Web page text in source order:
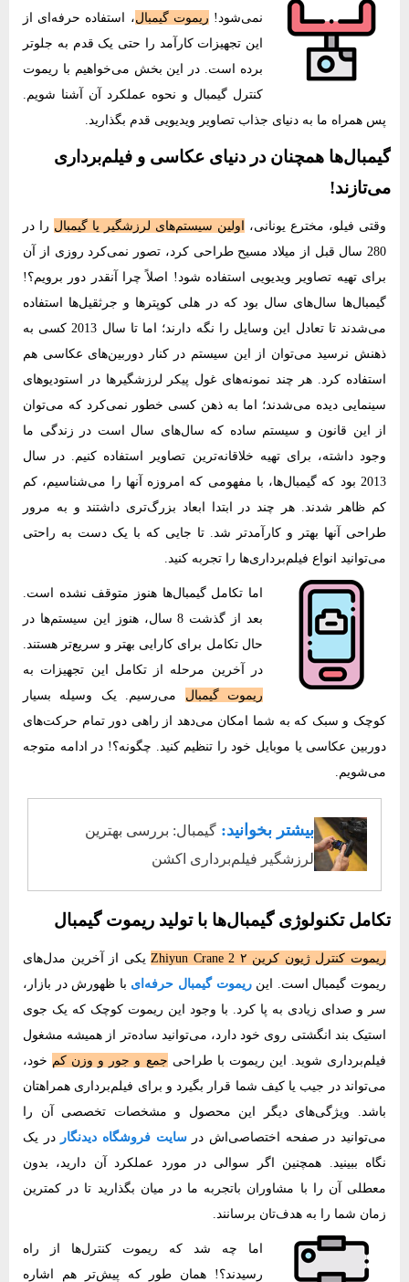
نمی‌شود! ریموت گیمبال، استفاده حرفه‌‌ای از
این تجهیزات کارآمد را حتی یک قدم به جلوتر
برده است. در این بخش می‌خواهیم با ریموت
کنترل گیمبال و نحوه عملکرد آن آشنا شویم.
پس همراه ما به دنیای جذاب تصاویر ویدیویی قدم بگذارید.
گیمبال‌ها همچنان در دنیای عکاسی و فیلم‌برداری
می‌تازند!
وقتی فیلو، مخترع یونانی، اولین سیستم‌های لرزشگیر یا گیمبال را در
280 سال قبل از میلاد مسیح طراحی کرد، تصور‌‌ نمی‌کرد روزی از آن
برای تهیه تصاویر ویدیویی استفاده شود! اصلاً چرا آنقدر دور برویم؟!
گیمبال‌ها سال‌های سال بود که در هلی کوپترها و جرثقیل‌ها استفاده
می‌شدند تا تعادل این وسایل را نگه دارند؛ اما تا سال 2013 کسی به
ذهنش نرسید می‌توان از این سیستم در کنار دوربین‌های عکاسی هم
استفاده کرد. هر چند نمونه‌های غول پیکر لرزشگیرها در استودیوهای
سینمایی دیده می‌شدند؛ اما به ذهن کسی خطور‌‌ نمی‌کرد که می‌توان
از این قانون و سیستم ساده که سال‌های سال است در زندگی ما
وجود داشته، برای تهیه خلاقانه‌ترین تصاویر استفاده کنیم. در سال
2013 بود که گیمبال‌ها، با مفهومی که امروزه آنها را می‌شناسیم، کم
کم ظاهر شدند. هر چند در ابتدا ابعاد بزرگ‌تری داشتند و به مرور
طراحی آنها بهتر و کارآمدتر شد. تا جایی که با یک دست به راحتی
می‌توانید انواع ‌‌فیلم‌برداری‌ها را تجربه کنید.
اما تکامل گیمبال‌ها هنوز متوقف نشده است.
بعد از گذشت 8 سال، هنوز این سیستم‌ها در
حال تکامل برای کارایی بهتر و سریع‌تر هستند.
در آخرین مرحله از تکامل این تجهیزات به
ریموت گیمبال می‌رسیم. یک وسیله بسیار
کوچک و سبک که به شما امکان می‌دهد از راهی دور تمام حرکت‌های
دوربین عکاسی یا موبایل خود را تنظیم کنید. چگونه؟! در ادامه متوجه
می‌شویم.
بیشتر بخوانید:گیمبال: بررسی بهترین
لرزشگیر فیلم‌برداری اکشن
تکامل تکنولوژی گیمبال‌ها با تولید ریموت گیمبال
ریموت کنترل ژیون کرین ۲ Zhiyun Crane 2
یکی از آخرین مدل‌های
ریموت گیمبال است. اینریموت گیمبال حرفه‌ای با ظهورش در بازار،
سر و صدای زیادی به پا کرد. با وجود این ریموت کوچک که یک جوی
استیک بند انگشتی روی خود دارد، می‌توانید ساده‌تر از همیشه مشغول
‌‌فیلم‌برداری شوید. این ریموت با طراحی جمع و جور و وزن کم خود،
می‌تواند در جیب یا کیف شما قرار بگیرد و برای ‌‌فیلم‌برداری همراهتان
باشد. ویژگی‌های دیگر این محصول و مشخصات تخصصی آن را
می‌توانید در صفحه اختصاصی‌اش درسایت فروشگاه دیدنگار در یک
نگاه ببینید. همچنین اگر سوالی در مورد عملکرد آن دارید، بدون
معطلی آن را با مشاوران باتجربه ما در میان بگذارید تا در کمترین
زمان شما را به هدف‌تان برسانند.
اما چه شد که ریموت کنترل‌ها از راه
رسیدند؟! همان طور که پیش‌تر هم اشاره